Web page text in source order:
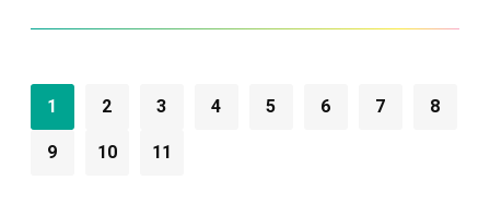
1 2 3 4 5 6 7 8
9 10 11